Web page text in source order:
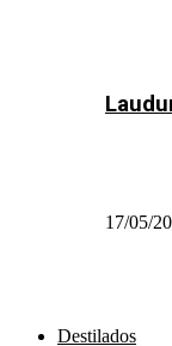
17/05/
Destilados